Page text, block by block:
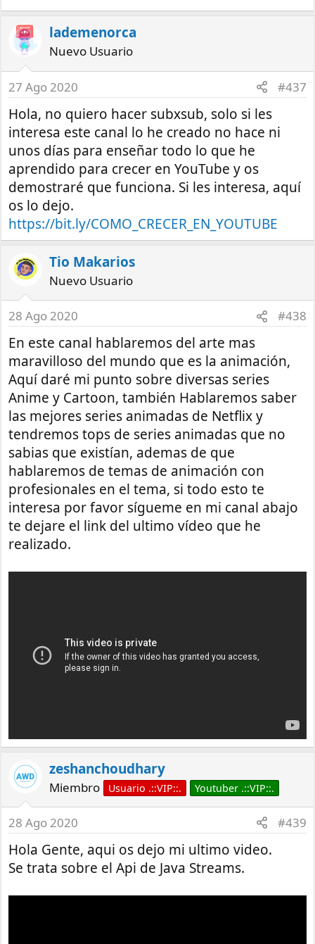
lademenorca
Nuevo Usuario
27 Ago 2020 #437
Hola, no quiero hacer subxsub, solo si les
interesa este canal lo he creado no hace ni
unos días para enseñar todo lo que he
aprendido para crecer en YouTube y os
demostraré que funciona. Si les interesa, aquí
os lo dejo.
https://bit.ly/COMO_CRECER_EN_YOUTUBE
Tio Makarios
Nuevo Usuario
28 Ago 2020 #438
En este canal hablaremos del arte mas
maravilloso del mundo que es la animación,
Aquí daré mi punto sobre diversas series
Anime y Cartoon, también Hablaremos saber
las mejores series animadas de Netflix y
tendremos tops de series animadas que no
sabias que existían, ademas de que
hablaremos de temas de animación con
profesionales en el tema, si todo esto te
interesa por favor sígueme en mi canal abajo
te dejare el link del ultimo vídeo que he
realizado.
zeshanchoudhary
Miembro Usuario .::VIP::. Youtuber .::VIP::.
28 Ago 2020 #439
Hola Gente, aqui os dejo mi ultimo video.
Se trata sobre el Api de Java Streams.